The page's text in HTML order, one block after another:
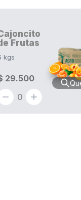
Frutas
kgs
29.500
0